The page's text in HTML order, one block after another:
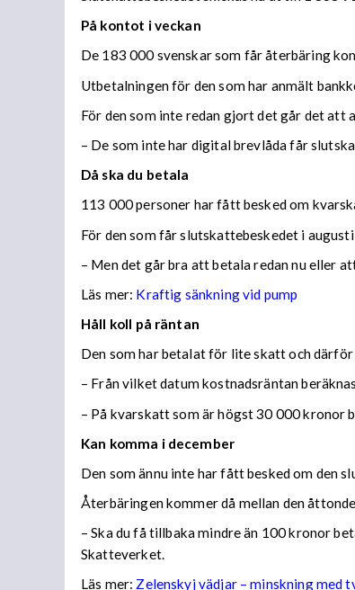
På kontot i veckan
De 183 000 svenskar som får återbäring
Utbetalningen för den som har anmält
För den som inte redan gjort det går det
– De som inte har digital brevlåda får
Då ska du betala
113 000 personer har fått besked om
För den som får slutskattebeskedet i
– Men det går bra att betala redan nu eller
Läs mer: Kraftig sänkning vid pump
Håll koll på räntan
Den som har betalat för lite skatt och
– Från vilket datum kostnadsräntan
– På kvarskatt som är högst 30 000 kronor
Kan komma i december
Den som ännu inte har fått besked om den
Återbäringen kommer då mellan den
– Ska du få tillbaka mindre än 100 kronor
Skatteverket.
Läs mer: Zelenskyj vädjar – minskning med